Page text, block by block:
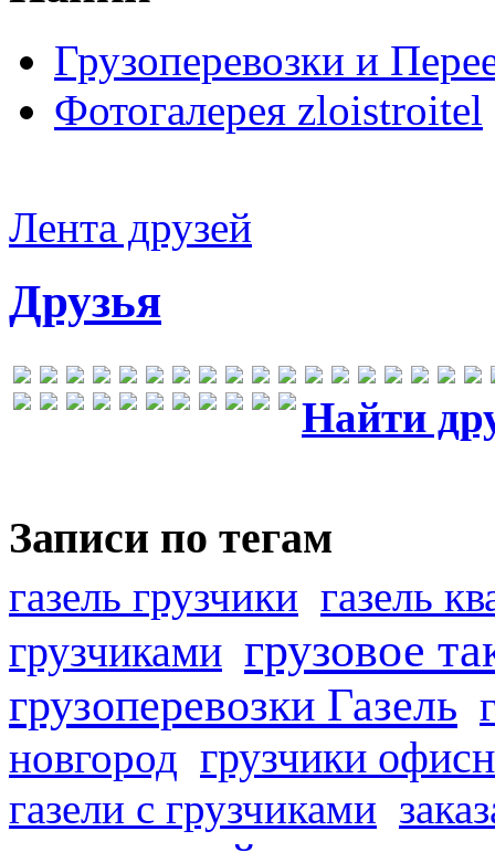
Грузоперевозки и
Фотогалерея zloistroitel
Лента друзей
Друзья
Найти
Записи по тегам
газель грузчики газель
грузчиками грузовое
грузоперевозки Газель
новгород грузчики
газели с грузчиками